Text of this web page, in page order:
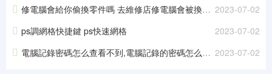
2023-07-02
修電腦會給你偷換零件嗎 去維修店修電腦會被換零件嗎
2023-07-02
ps調網格快捷鍵 ps快速網格
2023-07-02
電腦記錄密碼怎么查看不到,電腦記錄的密碼怎么查看